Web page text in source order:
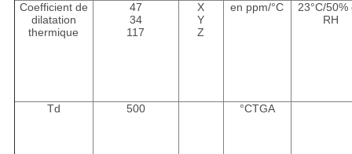
Coefficient de
dilatation
thermique
47
34
117
X
Y
Z
en ppm/°C 23°C/50%
RH
Td 500 °CTGA